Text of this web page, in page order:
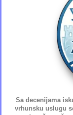
Sa decenijama
vrhunsku uslugu